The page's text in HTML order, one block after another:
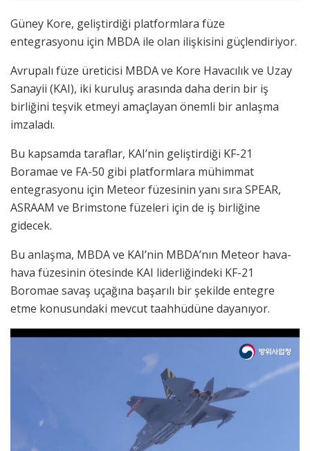
Güney Kore, geliştirdiği platformlara füze
entegrasyonu için MBDA ile olan ilişkisini güçlendiriyor.
Avrupalı füze üreticisi MBDA ve Kore Havacılık ve Uzay
Sanayii (KAI), iki kuruluş arasında daha derin bir iş
birliğini teşvik etmeyi amaçlayan önemli bir anlaşma
imzaladı.
Bu kapsamda taraflar, KAI’nin geliştirdiği KF-21
Boramae ve FA-50 gibi platformlara mühimmat
entegrasyonu için Meteor füzesinin yanı sıra SPEAR,
ASRAAM ve Brimstone füzeleri için de iş birliğine
gidecek.
Bu anlaşma, MBDA ve KAI’nin MBDA’nın Meteor hava-
hava füzesinin ötesinde KAI liderliğindeki KF-21
Boromae savaş uçağına başarılı bir şekilde entegre
etme konusundaki mevcut taahhüdüne dayanıyor.